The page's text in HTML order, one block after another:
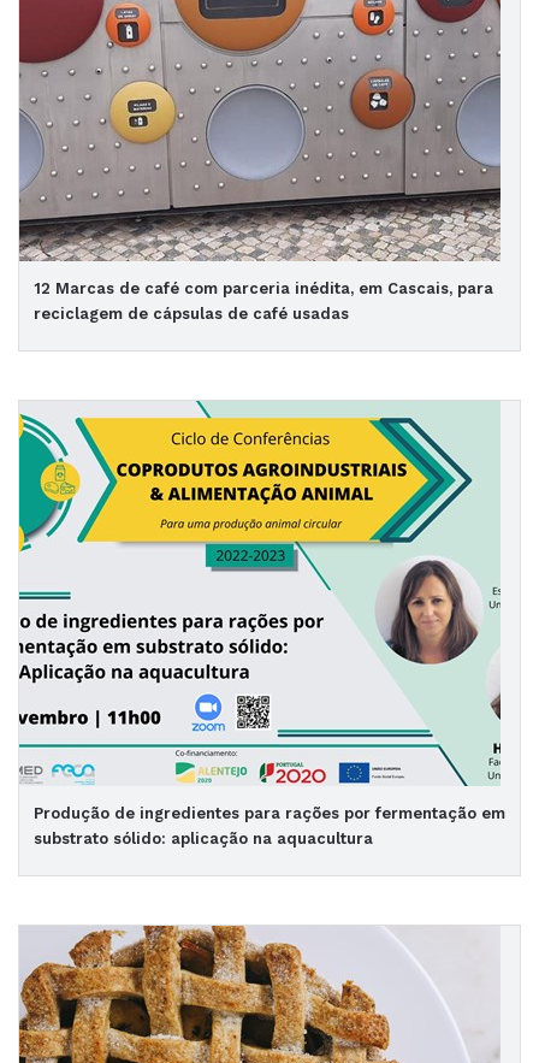
12 Marcas de café com parceria inédita, em Cascais, para
reciclagem de cápsulas de café usadas
Produção de ingredientes para rações por fermentação em
substrato sólido: aplicação na aquacultura